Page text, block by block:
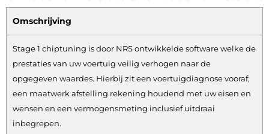
Omschrijving
Stage 1 chiptuning is door NRS ontwikkelde software welke de
prestaties van uw voertuig veilig verhogen naar de
opgegeven waardes. Hierbij zit een voertuigdiagnose vooraf,
een maatwerk afstelling rekening houdend met uw eisen en
wensen en een vermogensmeting inclusief uitdraai
inbegrepen.